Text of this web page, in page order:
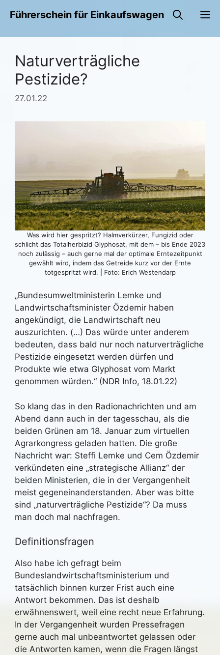
InhaltFührerschein für Einkaufswagen
Naturverträgliche
Pestizide?
27.01.22
Was wird hier gespritzt? Halmverkürzer, Fungizid oder
schlicht das Totalherbizid Glyphosat, mit dem – bis Ende 2023
noch zulässig – auch gerne mal der optimale Erntezeitpunkt
gewählt wird, indem das Getreide kurz vor der Ernte
totgespritzt wird. | Foto: Erich Westendarp
„Bundesumweltministerin Lemke und
Landwirtschaftsminister Özdemir haben
angekündigt, die Landwirtschaft neu
auszurichten. (…) Das würde unter anderem
bedeuten, dass bald nur noch naturverträgliche
Pestizide eingesetzt werden dürfen und
Produkte wie etwa Glyphosat vom Markt
genommen würden.“ (NDR Info, 18.01.22)
So klang das in den Radionachrichten und am
Abend dann auch in der tagesschau, als die
beiden Grünen am 18. Januar zum virtuellen
Agrarkongress geladen hatten. Die große
Nachricht war: Steffi Lemke und Cem Özdemir
verkündeten eine „strategische Allianz“ der
beiden Ministerien, die in der Vergangenheit
meist gegeneinanderstanden. Aber was bitte
sind „naturverträgliche Pestizide“? Da muss
man doch mal nachfragen.
Definitionsfragen
Also habe ich gefragt beim
Bundeslandwirtschaftsministerium und
tatsächlich binnen kurzer Frist auch eine
Antwort bekommen. Das ist deshalb
erwähnenswert, weil eine recht neue Erfahrung.
In der Vergangenheit wurden Pressefragen
gerne auch mal unbeantwortet gelassen oder
die Antworten kamen, wenn die Fragen längst